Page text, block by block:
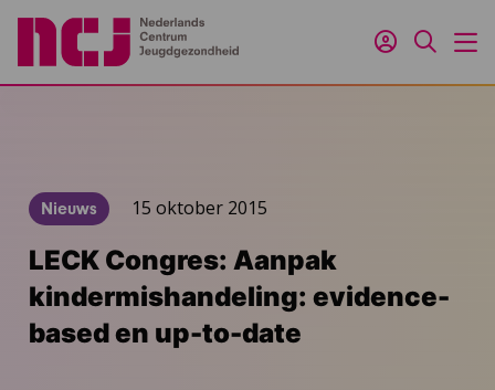
Inloggen
Zoeken
Nieuws 15 oktober 2015
LECK Congres: Aanpak
kindermishandeling: evidence-
based en up-to-date